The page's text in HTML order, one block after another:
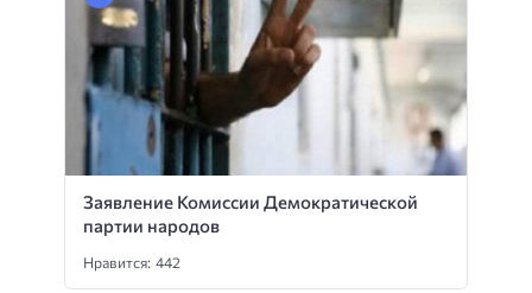
Заявление Комиссии Демократической
партии народов
Нравится: 442